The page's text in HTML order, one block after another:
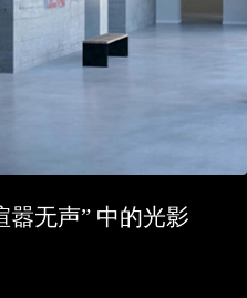
嚣无声” 中的光影